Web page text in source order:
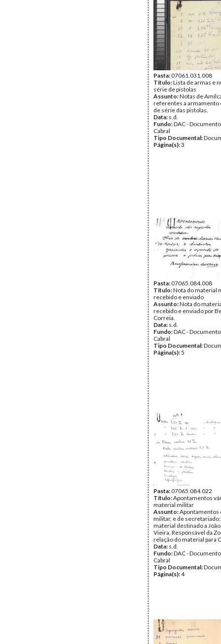
Pasta:07061.031.008
Título:Lista de armas e
série de pistolas
Assunto:Notas de
referentes a armamento
de série das pistolas.
Data: s.d.
Fundo:DAC -
Cabral
Tipo Documental:
Página(s):3
Pasta:07065.084.008
Título:Nota do material
recebido e enviado
Assunto:Nota do
recebido e enviado por
Correia.
Data: s.d.
Fundo:DAC -
Cabral
Tipo Documental:
Página(s):5
Pasta:07065.084.022
Título:Apontamentos
material militar
Assunto:Apontamentos
militar, e de
material destinado a
Vieira, Responsável da
relação do material para
Data: s.d.
Fundo:DAC -
Cabral
Tipo Documental:
Página(s):4